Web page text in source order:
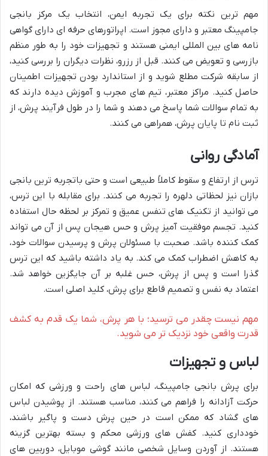
مهم ترین نکته برای یک تجربه ایمن، انتخاب یک مرکز بانجی
جامپینگ معتبر و دارای مجوز است. اپراتورهای حرفه ای دارای گواهی
نامه های بین المللی ایمنی هستند و تجهیزات خود را به طور منظم
بازرسی و تعویض می کنند. قبل از رزرو، نظرات دیگران را بررسی کنید،
از سابقه شرکت مطلع شوید و از استاندارد بودن تجهیزات اطمینان
حاصل کنید. مراکز معتبر، تیم های مجرب و آموزش دیده دارند که
به تمام سوالات شما پاسخ می دهند و شما را در طول فرآیند پرش، از
ثبت نام تا پایان پرش، همراهی می کنند.
آمادگی روانی
ترس از ارتفاع و سقوط کاملاً طبیعی است و حتی باتجربه ترین بانجی
بازان نیز لحظاتی دلهره را تجربه می کنند. برای مقابله با این ترس،
می توانید از تکنیک های تنفس عمیق و تمرکز بر لحظه حال استفاده
کنید. تجسم موفقیت آمیز پرش و حس هیجان پس از آن می تواند
کمک کننده باشد. صحبت با مسئولان پرش و پرسیدن سوالات خود،
به کاهش اضطراب کمک می کند. به یاد داشته باشید که این ترس
گذرا است و پس از پرش، حس غلبه بر آن جایگزین خواهد شد.
اعتماد به نفس و تصمیم قاطع برای پرش، کلید اصلی است.
مهم نیست چقدر می ترسید؛ با هر پرش، شما یک قدم به کشف
قدرت واقعی خود نزدیک تر می شوید.
لباس و تجهیزات
برای پرش بانجی جامپینگ، لباس های راحت و ورزشی که امکان
حرکت آزادانه را فراهم می کنند، مناسب هستند. از پوشیدن لباس
های گشاد که ممکن است در حین پرش دست و پاگیر باشند،
خودداری کنید. کفش های ورزشی محکم و بسته بهترین گزینه
هستند. از آوردن وسایل شخصی مانند گوشی موبایل، دوربین های